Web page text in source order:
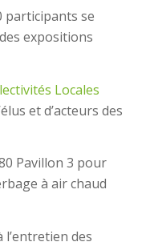
participants se
expositions
Locales
et d’acteurs des
Pavillon 3 pour
à air chaud
des